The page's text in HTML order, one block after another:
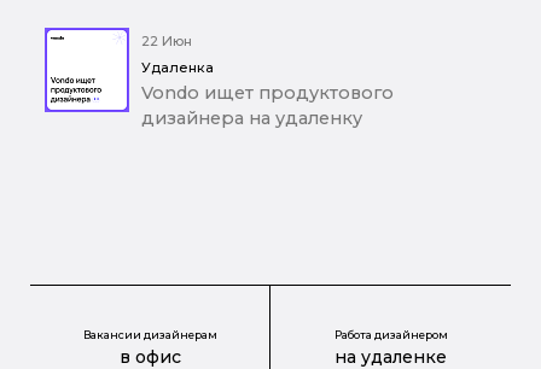
22 Июн
Удаленка
Vondo ищет продуктового
дизайнера на удаленку
Вакансии дизайнерам
в офис
Работа дизайнером
на удаленке